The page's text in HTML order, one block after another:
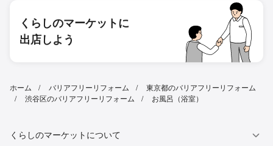
くらしのマーケットに
出店しよう
ホーム バリアフリーリフォーム
東京都のバリアフリーリフォーム
渋谷区のバリアフリーリフォーム
お風呂（浴室）
くらしのマーケットについて